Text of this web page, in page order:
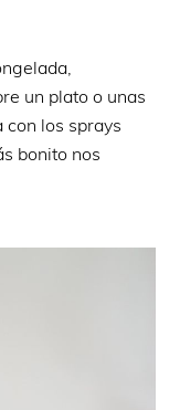
un plato o unas
los sprays
bonito nos